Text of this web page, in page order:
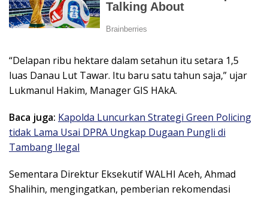
“Delapan ribu hektare dalam setahun itu setara 1,5
luas Danau Lut Tawar. Itu baru satu tahun saja,” ujar
Lukmanul Hakim, Manager GIS HAkA.
Baca juga: Kapolda Luncurkan Strategi Green Policing
tidak Lama Usai DPRA Ungkap Dugaan Pungli di
Tambang Ilegal
Sementara Direktur Eksekutif WALHI Aceh, Ahmad
Shalihin, mengingatkan, pemberian rekomendasi